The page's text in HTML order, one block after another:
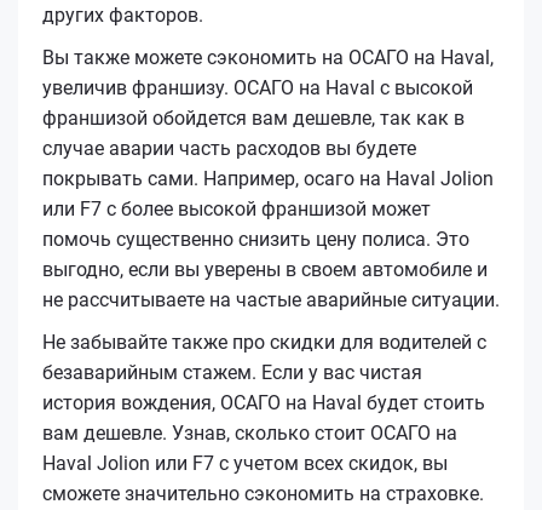
других факторов.
Вы также можете сэкономить на ОСАГО на Haval,
увеличив франшизу. ОСАГО на Haval с высокой
франшизой обойдется вам дешевле, так как в
случае аварии часть расходов вы будете
покрывать сами. Например, осаго на Haval Jolion
или F7 с более высокой франшизой может
помочь существенно снизить цену полиса. Это
выгодно, если вы уверены в своем автомобиле и
не рассчитываете на частые аварийные ситуации.
Не забывайте также про скидки для водителей с
безаварийным стажем. Если у вас чистая
история вождения, ОСАГО на Haval будет стоить
вам дешевле. Узнав, сколько стоит ОСАГО на
Haval Jolion или F7 с учетом всех скидок, вы
сможете значительно сэкономить на страховке.